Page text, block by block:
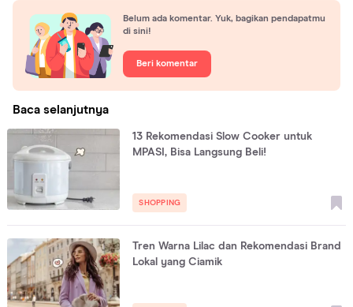
Belum ada komentar. Yuk, bagikan pendapatmu
di sini!
Beri komentar
Baca selanjutnya
13 Rekomendasi Slow Cooker untuk
MPASI, Bisa Langsung Beli!
SHOPPING
Tren Warna Lilac dan Rekomendasi Brand
Lokal yang Ciamik